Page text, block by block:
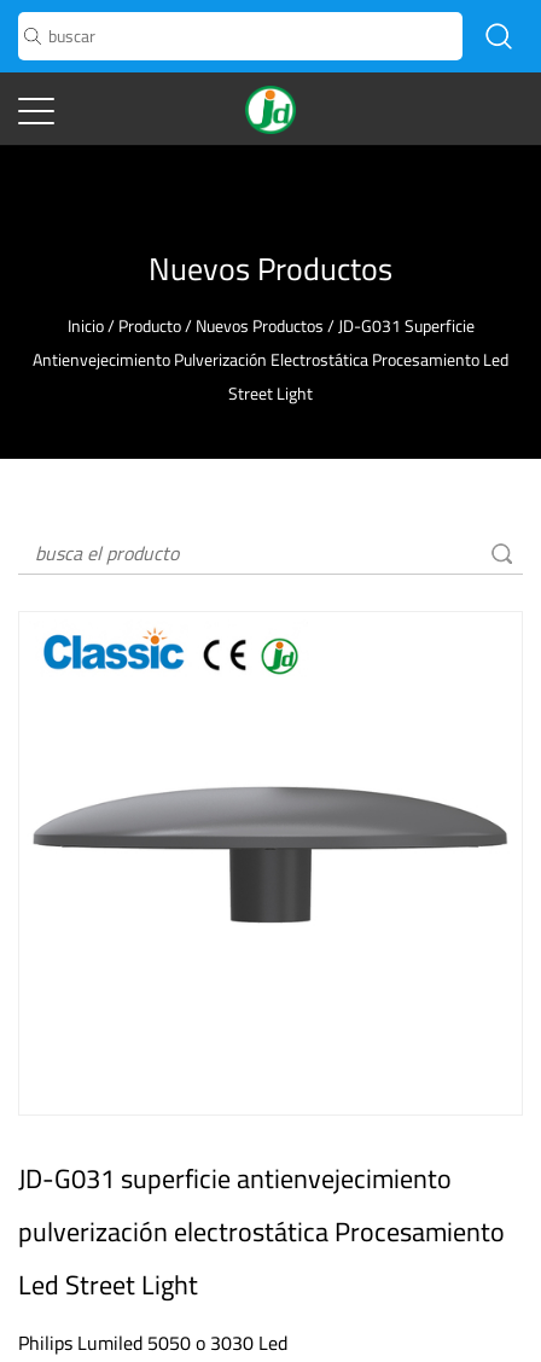
Nuevos Productos
Inicio/Producto/Nuevos Productos/JD-G031 Superficie
Antienvejecimiento Pulverización Electrostática Procesamiento Led
Street Light
JD-G031 superficie antienvejecimiento
pulverización electrostática Procesamiento
Led Street Light
Philips Lumiled 5050 o 3030 Led